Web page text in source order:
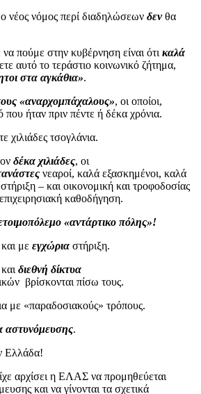
νέος νόμος περί διαδηλώσεων δενθα
πούμε στην κυβέρνηση είναι ότι καλά
αυτό το τεράστιο κοινωνικό ζήτημα,
στα αγκάθια».
«αναρχομπάχαλους», οι οποίοι,
που ήταν πριν πέντε ή δέκα χρόνια.
χιλιάδες τσογλάνια.
δέκα χιλιάδες, οι
νεαροί, καλά εξασκημένοι, καλά
– και οικονομική και τροφοδοσίας
καθοδήγηση.
«αντάρτικο πόλης»!
με εγχώρια στήριξη.
διεθνή δίκτυα
βρίσκονται πίσω τους.
με «παραδοσιακούς» τρόπους.
αστυνόμευσης.
Ελλάδα!
αρχίσει η ΕΛΑΣ να προμηθεύεται
και να γίνονται τα σχετικά